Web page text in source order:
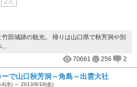
2人
田城跡の観光。 帰りは山口県で秋芳洞や別
...
70661
256 2
ーで山口秋芳洞～角島～出雲大社
水) ～ 2013/8/16(金)